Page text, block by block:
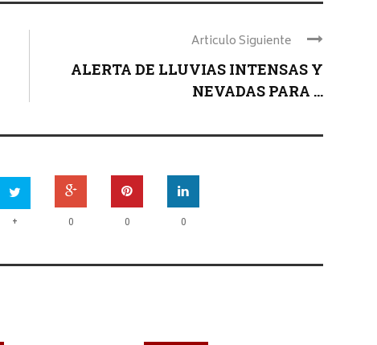
Articulo Siguiente
ALERTA DE LLUVIAS INTENSAS Y
NEVADAS PARA ...
+ 0 0 0